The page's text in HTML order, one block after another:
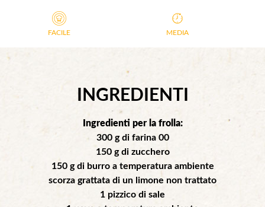
FACILE MEDIA
INGREDIENTI
Ingredienti per la frolla:
300 g di farina 00
150 g di zucchero
150 g di burro a temperatura ambiente
scorza grattata di un limone non trattato
1 pizzico di sale